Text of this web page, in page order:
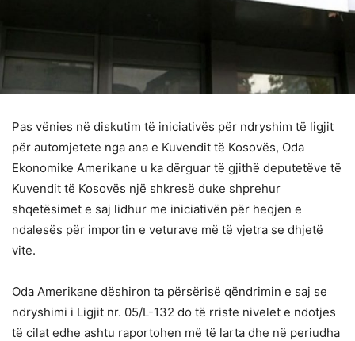
Pas vënies në diskutim të iniciativës për ndryshim të ligjit
për automjetete nga ana e Kuvendit të Kosovës, Oda
Ekonomike Amerikane u ka dërguar të gjithë deputetëve të
Kuvendit të Kosovës një shkresë duke shprehur
shqetësimet e saj lidhur me iniciativën për heqjen e
ndalesës për importin e veturave më të vjetra se dhjetë
vite.
Oda Amerikane dëshiron ta përsërisë qëndrimin e saj se
ndryshimi i Ligjit nr. 05/L-132 do të rriste nivelet e ndotjes
të cilat edhe ashtu raportohen më të larta dhe në periudha